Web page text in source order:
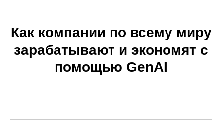
Как компании по всему миру
зарабатывают и экономят с
помощью GenAI